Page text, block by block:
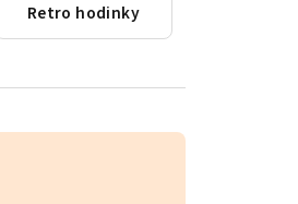
Retro hodinky